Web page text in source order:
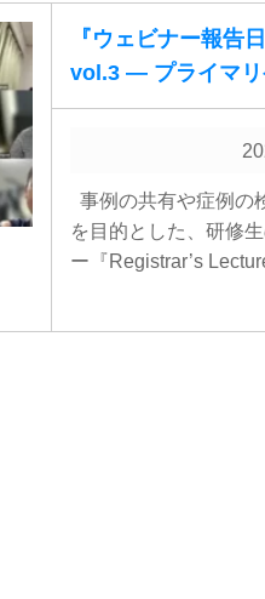
『ウェビナー報告
vol.3 ― プライマリ
事例の共有や症例の
を目的とした、研修
ー『Registrar’s